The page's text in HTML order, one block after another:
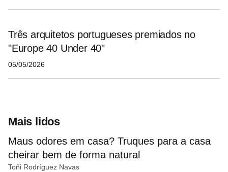
Três arquitetos portugueses premiados no
"Europe 40 Under 40"
05/05/2026
Mais lidos
Maus odores em casa? Truques para a casa
cheirar bem de forma natural
Toñi Rodríguez Navas